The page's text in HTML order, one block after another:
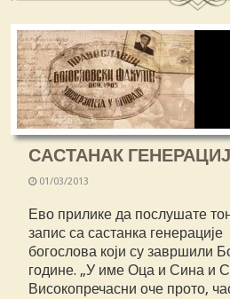
САСТАНАК
01/03/2013
Ево прилике да послушате
запис са састанка генерације
богослова који су завршили
године. „У име Оца и Сина и
Високопречасни оче прото,